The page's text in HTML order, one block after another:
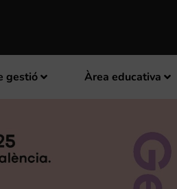
gestió Àrea educativa